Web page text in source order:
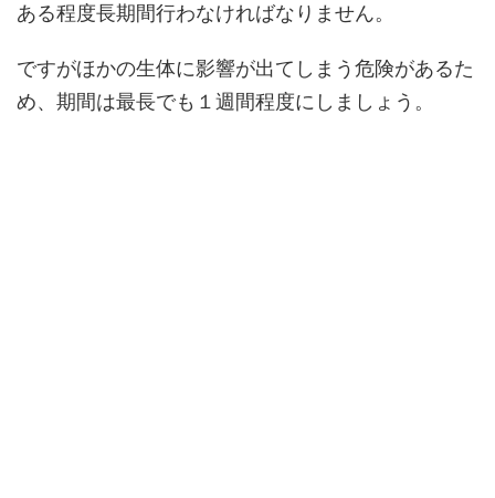
ある程度長期間行わなければなりません。
ですがほかの生体に影響が出てしまう危険があるた
め、期間は最長でも１週間程度にしましょう。